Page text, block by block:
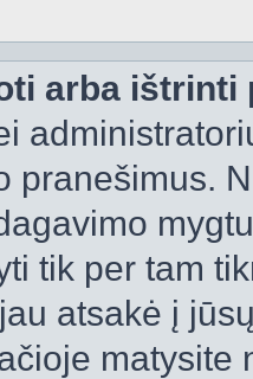
arba ištrinti
pranešimus.
tik per tam
atsakė į
matysite